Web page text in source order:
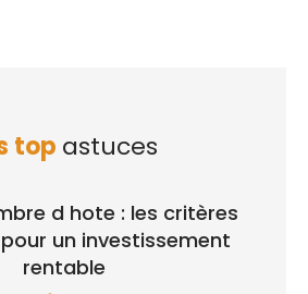
top astuces
d hote : les critères
un investissement
rentable